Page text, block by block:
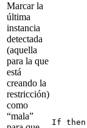
Marcar la
última
instancia
detectada
(aquella
para la que
está
creando la
restricción)
como
“mala”
If